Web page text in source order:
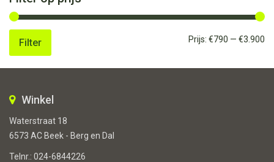
Filter Prijs: €790 — €3.900
Winkel
Waterstraat 18
6573 AC Beek - Berg en Dal
Telnr.: 024-6844226